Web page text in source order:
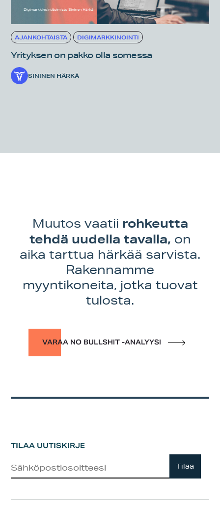
AJANKOHTAISTA DIGIMARKKINOINTI
Yrityksen on pakko olla somessa
SININEN HÄRKÄ
Muutos vaatii rohkeutta
tehdä uudella tavalla, on
aika tarttua härkää sarvista.
Rakennamme
myyntikoneita, jotka tuovat
tulosta.
VARAA NO BULLSHIT -ANALYYSI
TILAA UUTISKIRJE
Tilaa